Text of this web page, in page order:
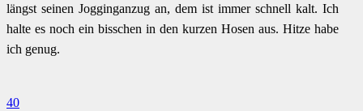
längst seinen Jogginganzug an, dem ist immer schnell kalt. Ich
halte es noch ein bisschen in den kurzen Hosen aus. Hitze habe
ich genug.
40